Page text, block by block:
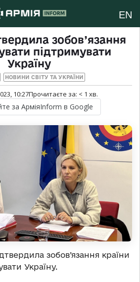
EN
зобов’язання
підтримувати
Україну
НОВИНИ СВІТУ ТА УКРАЇНИ
10:27Прочитаєте за: < 1 хв.
за АрміяInform в Google
зобов’язання країни
Україну.